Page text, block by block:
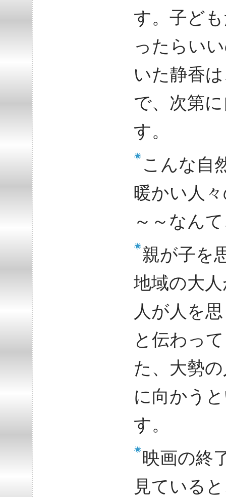
す。子ど
ったらい
いた静香
で、次第
す。
こんな自
暖かい人
～～なん
親が子を
地域の大
人が人を
と伝わっ
た、大勢
に向かう
す。
映画の終
見ている